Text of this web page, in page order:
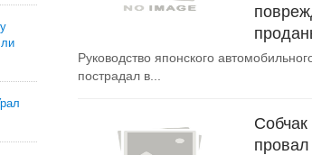
Руководство японского
пострадал в...